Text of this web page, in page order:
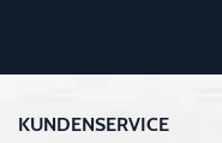
KUNDENSERVICE